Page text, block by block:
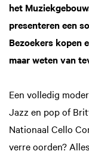
het
presenteren een
Bezoekers kopen
maar weten van
Een volledig
Jazz en pop of
Nationaal Cello
verre oorden?